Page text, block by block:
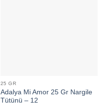
25 GR
Adalya Mi Amor 25 Gr Nargile
Tütünü – 12